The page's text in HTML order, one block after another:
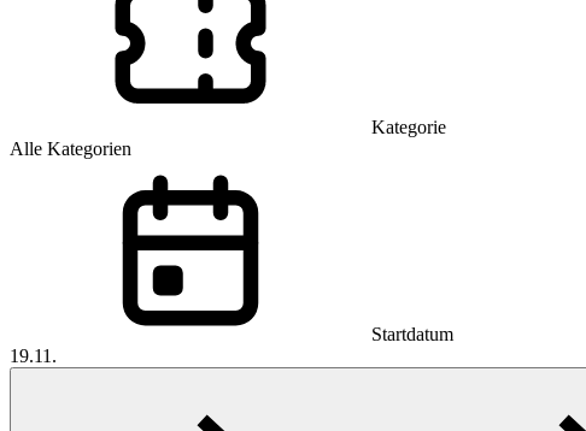
Kategorie
Alle Kategorien
Startdatum
19.11.